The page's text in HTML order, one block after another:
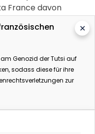
France davon
wissen müssen,
des
die Bank
an
✕
am Genozid der Tutsi auf
sodass diese für ihre
zur